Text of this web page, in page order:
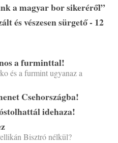
a magyar bor sikeréről”
és vészesen sürgető - 12
a furminttal!
és a furmint ugyanaz a
Csehországba!
idehaza!
Bisztró nélkül?